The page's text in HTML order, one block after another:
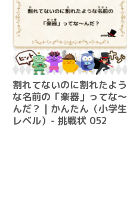
割れてないのに割れたよう
な名前の「楽器」ってな～
んだ？ | かんたん（小学生
レベル）- 挑戦状 052